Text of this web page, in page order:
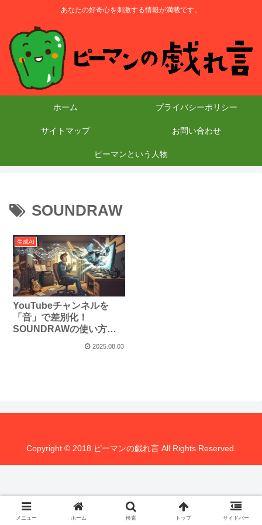
あなたの好奇心を刺激する情報が満載です。
ホーム プライバシーポリシー
サイトマップ お問い合わせ
ピーマンという人物
SOUNDRAW
生成AI
YouTubeチャンネルを
「音」で差別化！
SOUNDRAWの使い方・
2025.08.03
Copyright © 2018 ピーマンの戯れ言 All Rights Reserved.
メニュー ホーム 検索 トップ サイドバー